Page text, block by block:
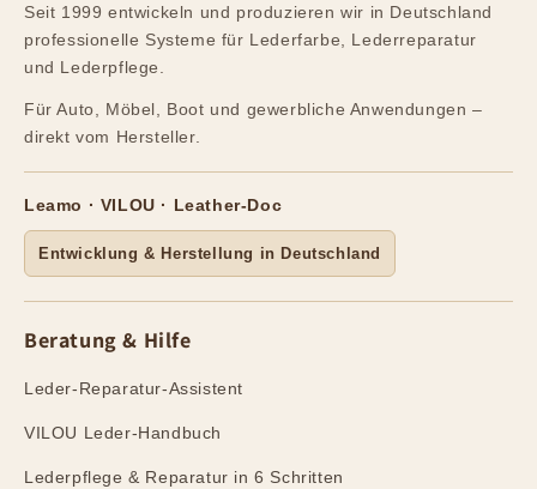
Seit 1999 entwickeln und produzieren wir in Deutschland
professionelle Systeme für Lederfarbe, Lederreparatur
und Lederpflege.
Für Auto, Möbel, Boot und gewerbliche Anwendungen –
direkt vom Hersteller.
Leamo · VILOU · Leather-Doc
Entwicklung & Herstellung in Deutschland
Beratung & Hilfe
Leder-Reparatur-Assistent
VILOU Leder-Handbuch
Lederpflege & Reparatur in 6 Schritten